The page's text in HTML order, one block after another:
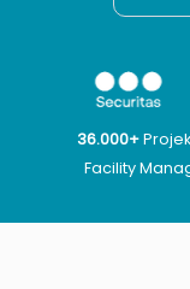
36.000+
Facility